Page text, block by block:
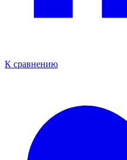
К сравнению